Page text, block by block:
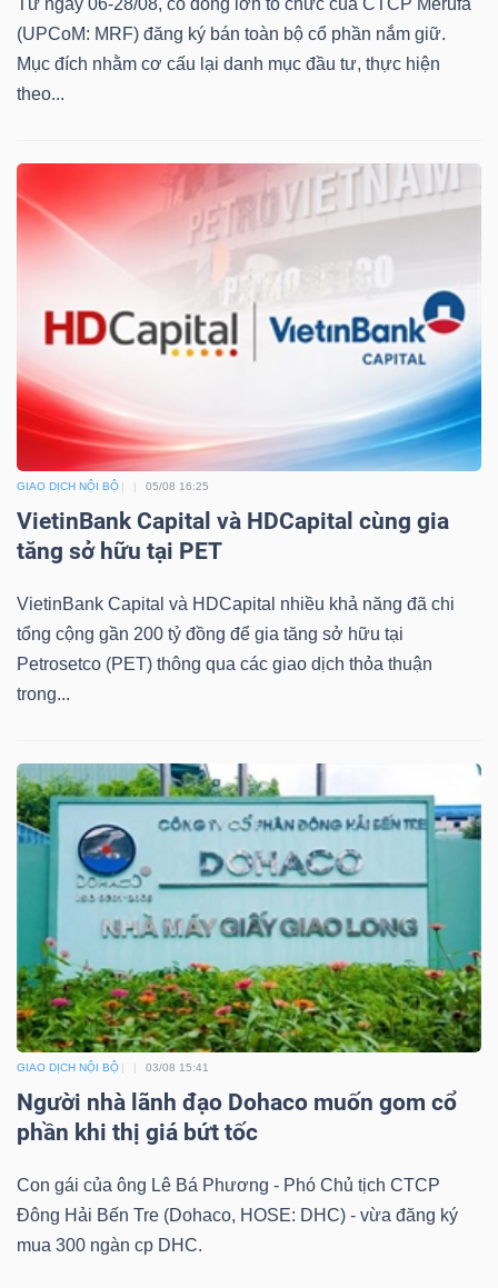
(UPCoM: MRF) đăng ký bán toàn bộ cổ phần nắm giữ.
Mục đích nhằm cơ cấu lại danh mục đầu tư, thực hiện
theo...
GIAO DỊCH NỘI BỘ 05/08 16:25
VietinBank Capital và HDCapital cùng gia
tăng sở hữu tại PET
VietinBank Capital và HDCapital nhiều khả năng đã chi
tổng cộng gần 200 tỷ đồng để gia tăng sở hữu tại
Petrosetco (PET) thông qua các giao dịch thỏa thuận
trong...
GIAO DỊCH NỘI BỘ 03/08 15:41
Người nhà lãnh đạo Dohaco muốn gom cổ
phần khi thị giá bứt tốc
Con gái của ông Lê Bá Phương - Phó Chủ tịch CTCP
Đông Hải Bến Tre (Dohaco, HOSE: DHC) - vừa đăng ký
mua 300 ngàn cp DHC.
YẾU
THIẾT
YẾU
SÓC
SỨC
KHỎE
TÀI
CHÍNH
CÔNG
NGHỆ
THÔNG
DỊCH
VỤ
TRUYỀN
THÔNG
TIỆN